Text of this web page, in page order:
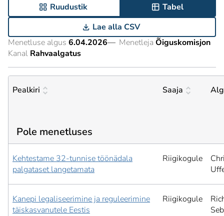
Ruudustik
Tabel
Lae alla CSV
Menetluse algus 6.04.2026— Menetleja Õiguskomisjon
Kanal Rahvaalgatus
Pealkiri Saaja
Pole menetluses
Kehtestame 32-tunnise töönädala
palgataset langetamata
Riigikogule
Kanepi legaliseerimine ja reguleerimine
täiskasvanutele Eestis
Riigikogule